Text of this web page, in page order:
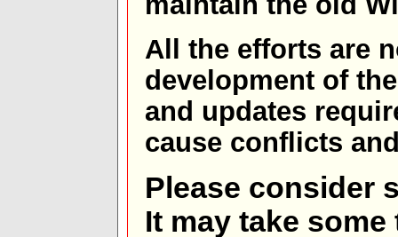
All the efforts are
development of
and updates
cause conflicts
Please consider
It may take